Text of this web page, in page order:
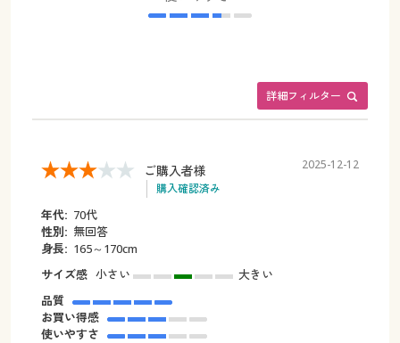
詳細フィルター
ご購入者様
購入確認済み
2025-12-12
年代: 70代
性別: 無回答
身長: 165～170cm
サイズ感 小さい
大きい
品質
お買い得感
使いやすさ